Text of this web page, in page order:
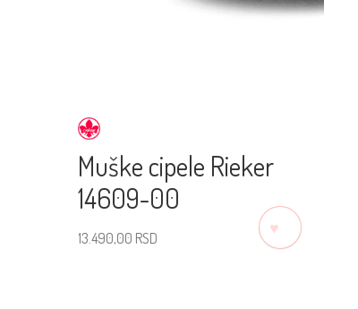
Muške cipele Rieker
14609-00
13.490,00 RSD